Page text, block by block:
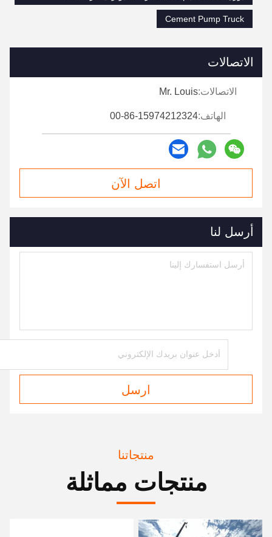
Cement Pump Truck
الاتصالات
الاتصالات:Mr. Louis
الهاتف:00-86-15974212324
اتصل الآن
أرسل لنا
ارسل
منتجاتنا
منتجات مماثلة